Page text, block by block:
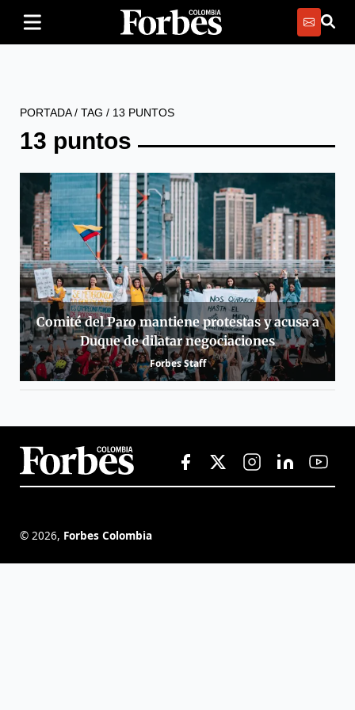
PORTADA/ TAG / 13 PUNTOS
13 puntos
Comité del Paro mantiene protestas y acusa a
Duque de dilatar negociaciones
Forbes Staff
© 2026, Forbes Colombia